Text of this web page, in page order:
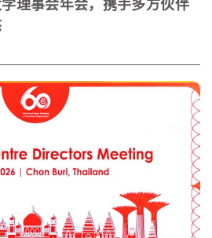
理事会年会，携手多方伙伴